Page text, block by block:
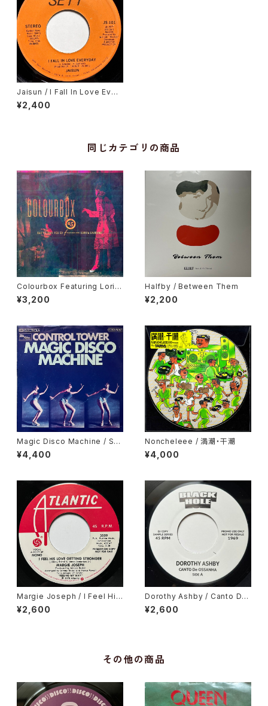
Jaisun / I Fall In Love Ever
yday
¥2,400
同じカテゴリの商品
Colourbox Featuring Lorita
Grahame / Baby I Love You
So
¥3,200
Halfby / Between Them
¥2,200
Magic Disco Machine / Scr
atchin'
¥4,400
Noncheleee / 満潮・干潮
¥4,000
Margie Joseph / I Feel His
Love Getting Stronger
¥2,600
Dorothy Ashby / Canto De
Ossanha, Cause I Need It
¥2,600
その他の商品